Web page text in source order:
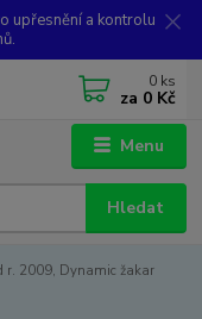
upřesnění a kontrolu
Menu
Hledat
0 ks
za 0 Kč
r. 2009, Dynamic žakar